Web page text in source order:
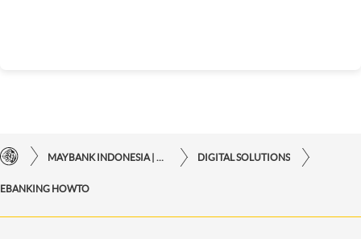
MAYBANK INDONESIA | KEMUDAHAN TRANSAKSI FINANSIAL DI UJUNG JARI ANDA DIGITAL SOLUTIONS
EBANKING HOWTO